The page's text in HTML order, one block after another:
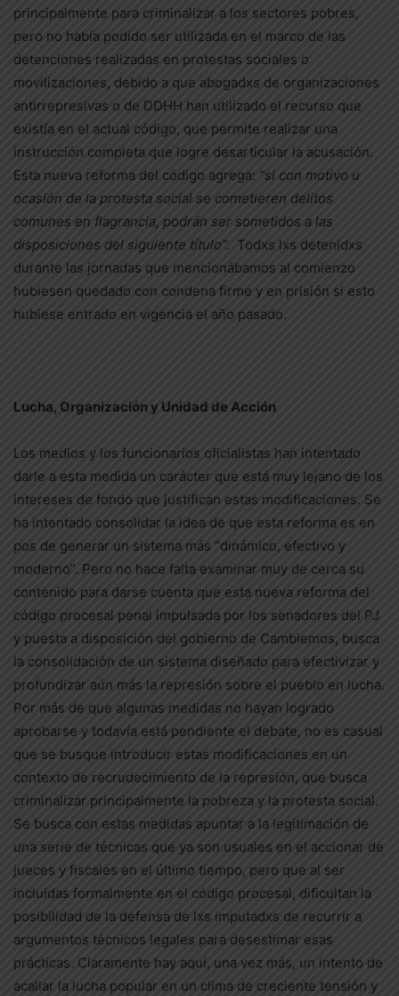
principalmente para criminalizar a los sectores pobres,
pero no había podido ser utilizada en el marco de las
detenciones realizadas en protestas sociales o
movilizaciones, debido a que abogadxs de organizaciones
antirrepresivas o de DDHH han utilizado el recurso que
existía en el actual código, que permite realizar una
instrucción completa que logre desarticular la acusación.
Esta nueva reforma del código agrega: “si con motivo u
ocasión de la protesta social se cometieren delitos
comunes en flagrancia, podrán ser sometidos a las
disposiciones del siguiente título”. Todxs lxs detenidxs
durante las jornadas que mencionábamos al comienzo
hubiesen quedado con condena firme y en prisión si esto
hubiese entrado en vigencia el año pasado.
Lucha, Organización y Unidad de Acción
Los medios y los funcionarios oficialistas han intentado
darle a esta medida un carácter que está muy lejano de los
intereses de fondo que justifican estas modificaciones. Se
ha intentado consolidar la idea de que esta reforma es en
pos de generar un sistema más “dinámico, efectivo y
moderno”. Pero no hace falta examinar muy de cerca su
contenido para darse cuenta que esta nueva reforma del
código procesal penal impulsada por los senadores del PJ
y puesta a disposición del gobierno de Cambiemos, busca
la consolidación de un sistema diseñado para efectivizar y
profundizar aún más la represión sobre el pueblo en lucha.
Por más de que algunas medidas no hayan logrado
aprobarse y todavía está pendiente el debate, no es casual
que se busque introducir estas modificaciones en un
contexto de recrudecimiento de la represión, que busca
criminalizar principalmente la pobreza y la protesta social.
Se busca con estas medidas apuntar a la legitimación de
una serie de técnicas que ya son usuales en el accionar de
jueces y fiscales en el último tiempo, pero que al ser
incluidas formalmente en el código procesal, dificultan la
posibilidad de la defensa de lxs imputadxs de recurrir a
argumentos técnicos legales para desestimar esas
prácticas. Claramente hay aquí, una vez más, un intento de
acallar la lucha popular en un clima de creciente tensión y